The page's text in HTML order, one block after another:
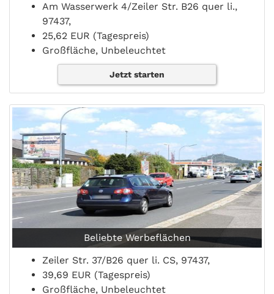
Am Wasserwerk 4/Zeiler Str. B26 quer li.,
97437,
25,62 EUR (Tagespreis)
Großfläche, Unbeleuchtet
Jetzt starten
Beliebte Werbeflächen
Zeiler Str. 37/B26 quer li. CS, 97437,
39,69 EUR (Tagespreis)
Großfläche, Unbeleuchtet